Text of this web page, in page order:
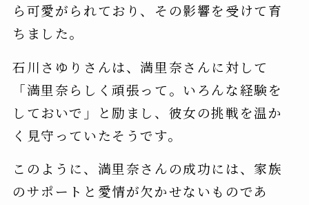
ら可愛がられており、その影響を受けて育
ちました。
石川さゆりさんは、満里奈さんに対して
「満里奈らしく頑張って。いろんな経験を
しておいで」と励まし、彼女の挑戦を温か
く見守っていたそうです。
このように、満里奈さんの成功には、家族
のサポートと愛情が欠かせないものであ